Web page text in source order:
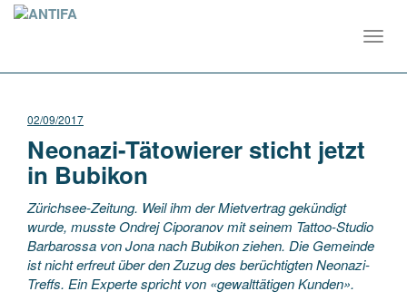
02/09/2017
Neonazi-Tätowierer sticht jetzt
in Bubikon
Zürichsee-Zeitung. Weil ihm der Mietvertrag gekündigt
wurde, musste Ondrej Ciporanov mit seinem Tattoo-Studio
Barbarossa von Jona nach Bubikon ziehen. Die Gemeinde
ist nicht erfreut über den Zuzug des berüchtigten Neonazi-
Treffs. Ein Experte spricht von «gewalttätigen Kunden».